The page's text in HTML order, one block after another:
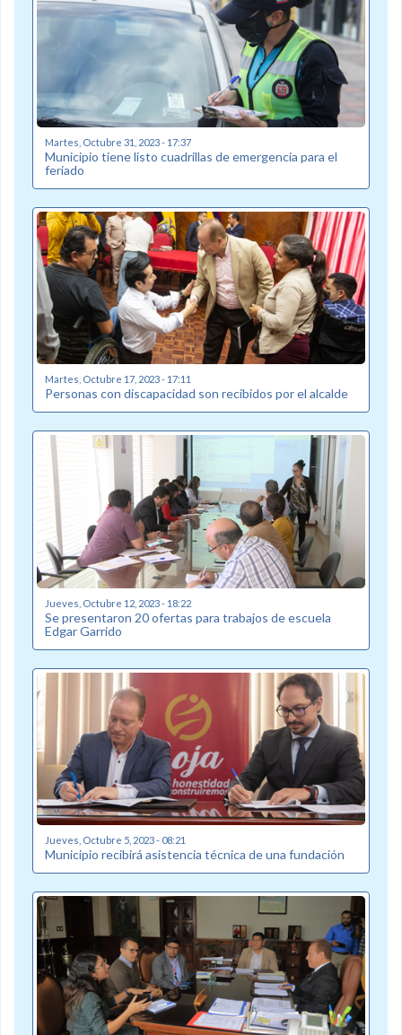
Martes, Octubre 31, 2023 - 17:37
Municipio tiene listo cuadrillas de emergencia para el
feriado
Martes, Octubre 17, 2023 - 17:11
Personas con discapacidad son recibidos por el alcalde
Jueves, Octubre 12, 2023 - 18:22
Se presentaron 20 ofertas para trabajos de escuela
Edgar Garrido
Jueves, Octubre 5, 2023 - 08:21
Municipio recibirá asistencia técnica de una fundación